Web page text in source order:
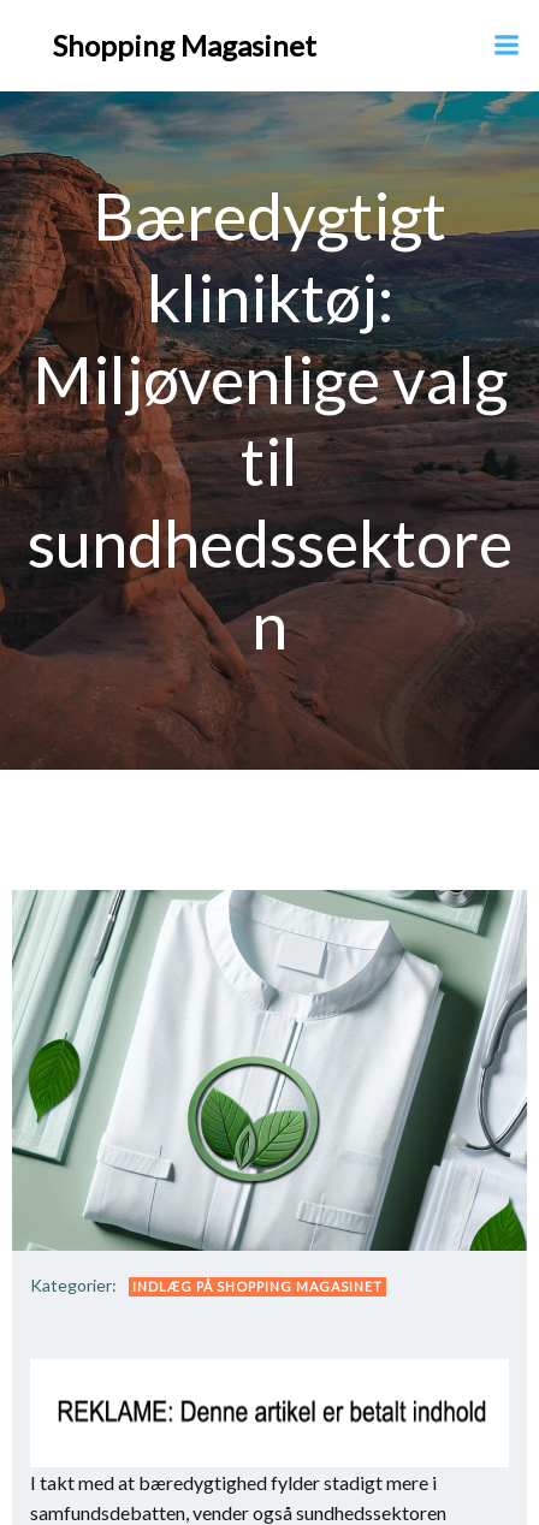
til
Shopping Magasinet
Bæredygtigt
kliniktøj:
Miljøvenlige valg
til
sundhedssektore
n
Kategorier: INDLÆG PÅ SHOPPING MAGASINET
I takt med at bæredygtighed fylder stadigt mere i
samfundsdebatten, vender også sundhedssektoren